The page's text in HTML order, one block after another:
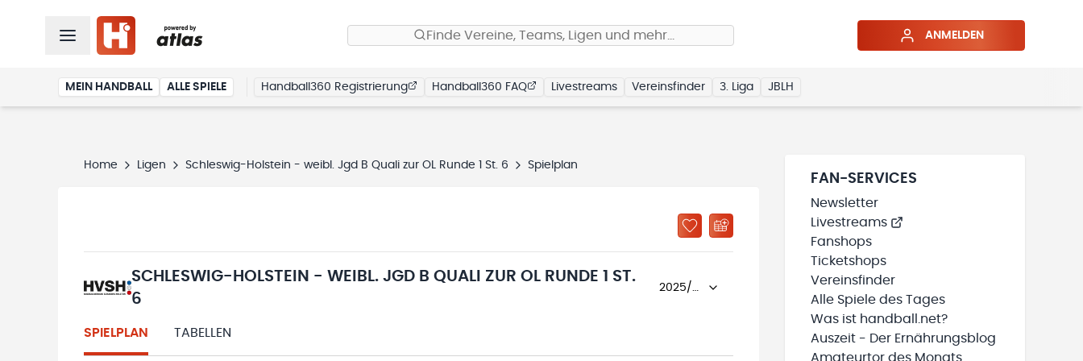
Finde Vereine, Teams, Ligen und mehr… ANMELDEN
MEIN HANDBALL ALLE SPIELE Handball360 Registrierung Handball360 FAQ Livestreams Vereinsfinder 3. Liga JBLH
Home Ligen Schleswig-Holstein - weibl. Jgd B Quali zur OL Runde 1 St. 6 Spielplan
SCHLESWIG-HOLSTEIN - WEIBL. JGD B QUALI ZUR OL RUNDE 1 ST.
6
2025/26
SPIELPLAN TABELLEN
FAN-SERVICES
Newsletter
Livestreams
Fanshops
Ticketshops
Vereinsfinder
Alle Spiele des Tages
Was ist handball.net?
Auszeit - Der Ernährungsblog
Amateurtor des Monats